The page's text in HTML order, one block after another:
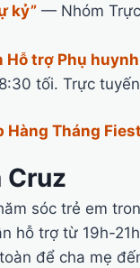
kỷ” — Nhóm
Hỗ trợ Phụ
tối. Trực
Hàng Tháng
Cruz
sóc trẻ em
hỗ trợ từ 19h-
để cha mẹ